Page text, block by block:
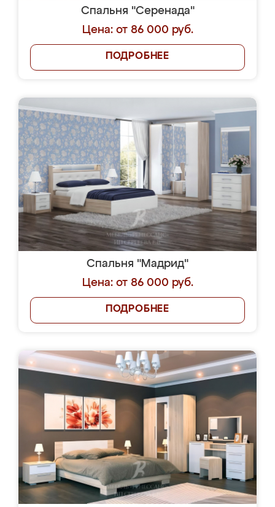
Спальня "Серенада"
Цена: от 86 000 руб.
ПОДРОБНЕЕ
Спальня "Мадрид"
Цена: от 86 000 руб.
ПОДРОБНЕЕ